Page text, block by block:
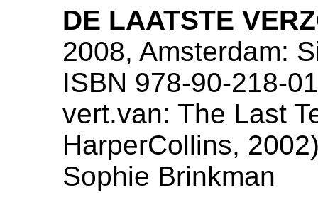
DE LAATSTE
2008, Amsterdam:
ISBN 978-90-218-
vert.van: The Last
HarperCollins,
Sophie Brinkman